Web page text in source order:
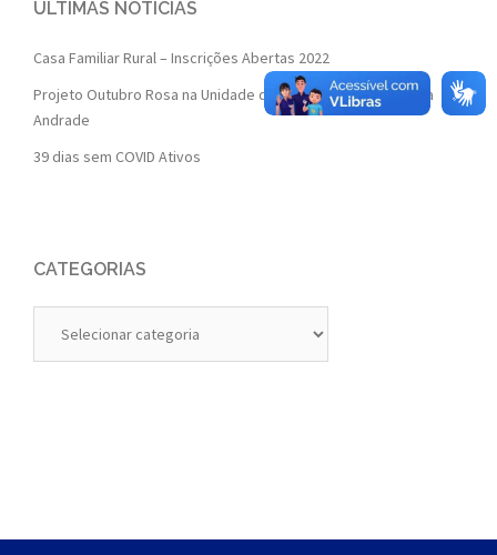
ÚLTIMAS NOTÍCIAS
Casa Familiar Rural – Inscrições Abertas 2022
Projeto Outubro Rosa na Unidade de Saúde da Família Isaura
Andrade
39 dias sem COVID Ativos
CATEGORIAS